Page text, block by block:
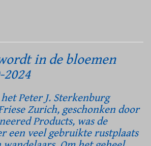
in de bloemen
Peter J. Sterkenburg
Zurich, geschonken door
Products, was de
een veel gebruikte rustplaats